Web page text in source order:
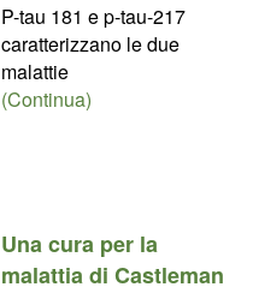
P-tau 181 e p-tau-217
caratterizzano le due
malattie
(Continua)
Una cura per la
malattia di Castleman